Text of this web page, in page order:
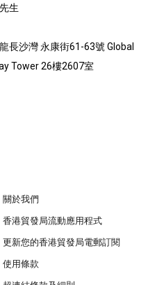
生
長沙灣 永康街61-63號 Global
Tower 26樓2607室
關於我們
香港貿發局流動應用程式
更新您的香港貿發局電郵訂閱
使用條款